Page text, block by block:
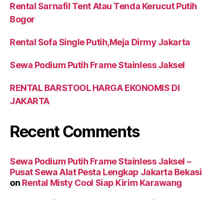
Rental Sarnafil Tent Atau Tenda Kerucut Putih
Bogor
Rental Sofa Single Putih,Meja Dirmy Jakarta
Sewa Podium Putih Frame Stainless Jaksel
RENTAL BARSTOOL HARGA EKONOMIS DI
JAKARTA
Recent Comments
Sewa Podium Putih Frame Stainless Jaksel –
Pusat Sewa Alat Pesta Lengkap Jakarta Bekasi
on Rental Misty Cool Siap Kirim Karawang